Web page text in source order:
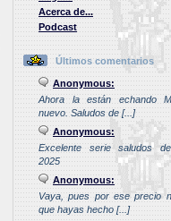
Acerca de...
Podcast
Últimos comentarios
Anonymous:
Ahora la están echando
nuevo. Saludos de [...]
Anonymous:
Excelente serie saludos
2025
Anonymous:
Vaya, pues por ese precio
que hayas hecho [...]